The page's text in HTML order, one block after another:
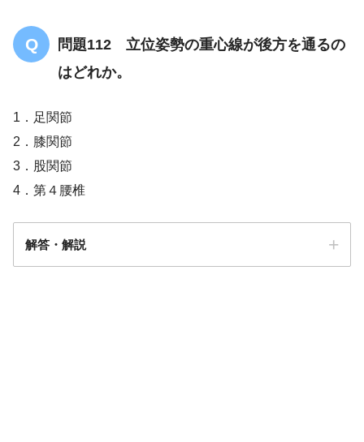
問題112 立位姿勢の重心線が後方を通るの
はどれか。
1．足関節
2．膝関節
3．股関節
4．第４腰椎
解答・解説